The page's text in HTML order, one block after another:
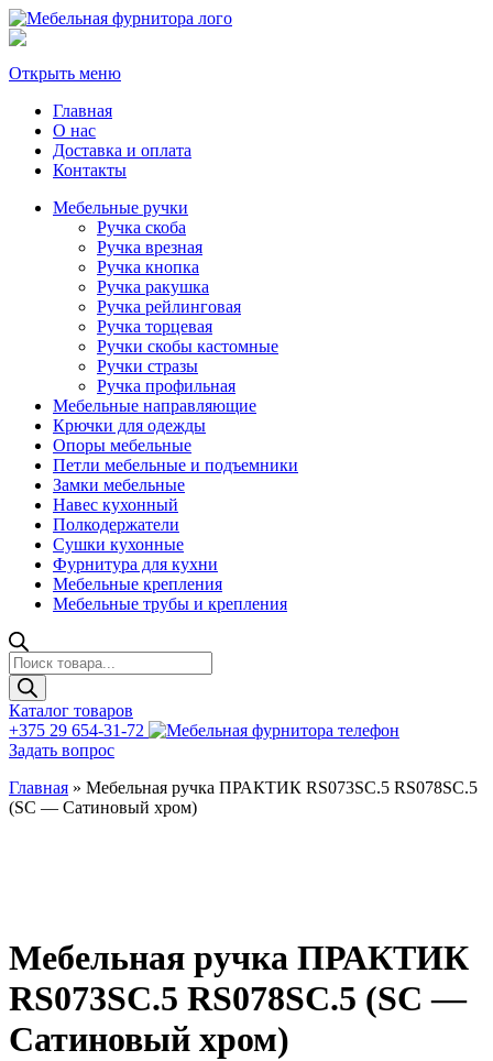
Открыть меню
Главная
О нас
Доставка и оплата
Контакты
Мебельные ручки
Ручка скоба
Ручка врезная
Ручка кнопка
Ручка ракушка
Ручка рейлинговая
Ручка торцевая
Ручки скобы кастомные
Ручки стразы
Ручка профильная
Мебельные направляющие
Крючки для одежды
Опоры мебельные
Петли мебельные и подъемники
Замки мебельные
Навес кухонный
Полкодержатели
Сушки кухонные
Фурнитура для кухни
Мебельные крепления
Мебельные трубы и крепления
Поиск
товаров
Каталог товаров
+375 29 654-31-72
Задать вопрос
Главная » Мебельная ручка ПРАКТИК RS073SC.5 RS078SC.5
(SC — Сатиновый хром)
Мебельная ручка ПРАКТИК
RS073SC.5 RS078SC.5 (SC —
Сатиновый хром)